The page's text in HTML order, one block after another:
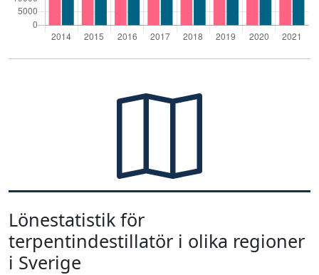
Lönestatistik för
terpentindestillatör i olika regioner
i Sverige